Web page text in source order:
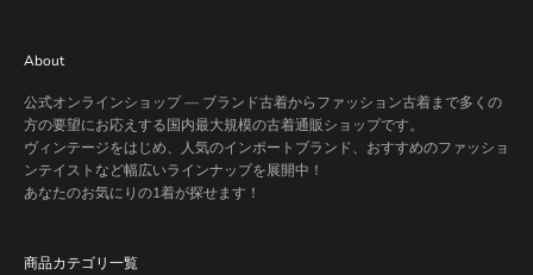
About
公式オンラインショップ — ブランド古着からファッション古着まで多くの
方の要望にお応えする国内最大規模の古着通販ショップです。
ヴィンテージをはじめ、人気のインポートブランド、おすすめのファッショ
ンテイストなど幅広いラインナップを展開中！
あなたのお気にりの1着が探せます！
商品カテゴリ一覧